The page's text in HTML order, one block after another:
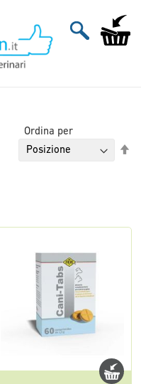
Carrello
Ordina per